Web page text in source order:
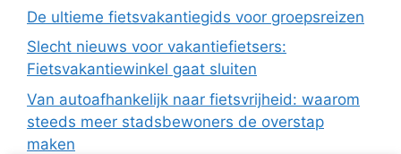
De ultieme fietsvakantiegids voor groepsreizen
Slecht nieuws voor vakantiefietsers:
Fietsvakantiewinkel gaat sluiten
Van autoafhankelijk naar fietsvrijheid: waarom
steeds meer stadsbewoners de overstap
maken